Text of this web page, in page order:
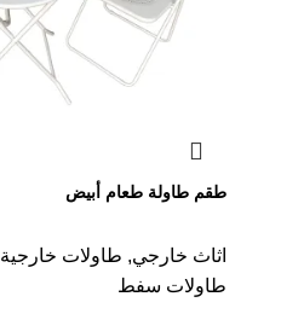
طقم طاولة طعام أبيض
اثاث خارجي, طاولات خارجية
طاولات سفط